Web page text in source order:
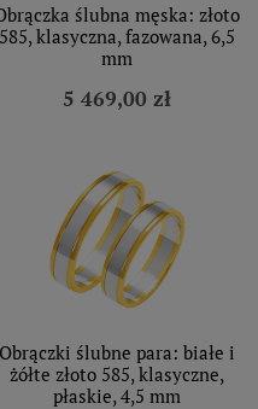
ślubna męska: złoto
585, klasyczna, fazowana, 6,5
mm
5 469,00 zł
Obrączki ślubne para: białe i
żółte złoto 585, klasyczne,
płaskie, 4,5 mm